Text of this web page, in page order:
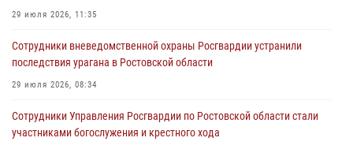
29 июля 2026, 11:35
Сотрудники вневедомственной охраны Росгвардии устранили
последствия урагана в Ростовской области
29 июля 2026, 08:34
Сотрудники Управления Росгвардии по Ростовской области стали
участниками богослужения и крестного хода